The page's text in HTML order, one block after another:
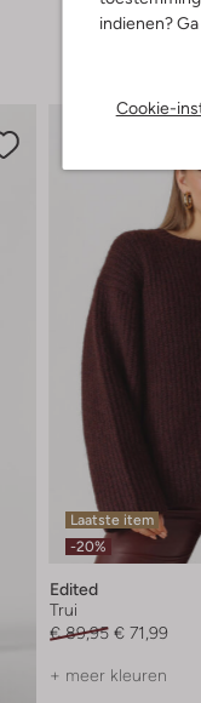
indienen?
Cookie-
Laatste item
-20%
Edited
Trui
€ 89,95 € 71,99
+ meer kleuren